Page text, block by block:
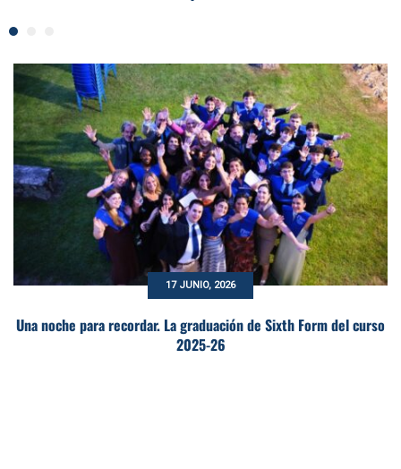
17 JUNIO, 2026
Una noche para recordar. La graduación de Sixth Form del curso
2025-26